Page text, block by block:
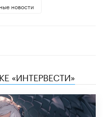
новости
«ИНТЕРВЕСТИ»